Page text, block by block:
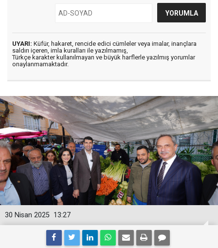
UYARI: Küfür, hakaret, rencide edici cümleler veya imalar, inançlara
saldırı içeren, imla kuralları ile yazılmamış,
Türkçe karakter kullanılmayan ve büyük harflerle yazılmış yorumlar
onaylanmamaktadır.
13:27
30 Nisan 2025